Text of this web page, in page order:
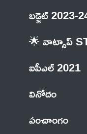
బడ్జెట్ 2023-
🌟 వాట్సాప్
ఐపీఎల్ 2021
వినోదం
పంచాంగం